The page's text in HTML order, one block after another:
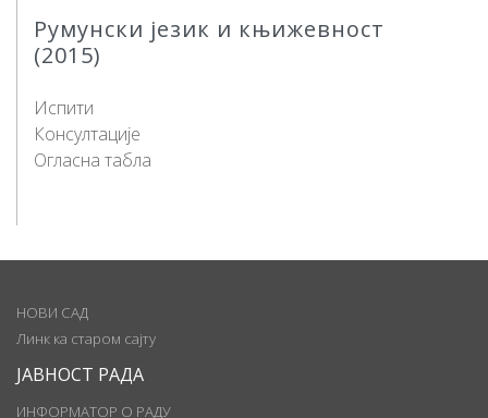
Румунски језик и књижевност
(2015)
Испити
Консултације
Огласна табла
НОВИ САД
Линк ка старом сајту
ЈАВНОСТ РАДА
ИНФОРМАТОР О РАДУ